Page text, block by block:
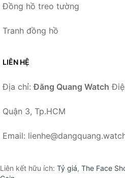
Đồng hồ treo tường
Tranh đồng hồ
LIÊN HỆ
Địa chỉ:Đăng Quang Watch
Quận 3, Tp.HCM
Email:
Liên kết hữu ích: Tỷ giá, The Face